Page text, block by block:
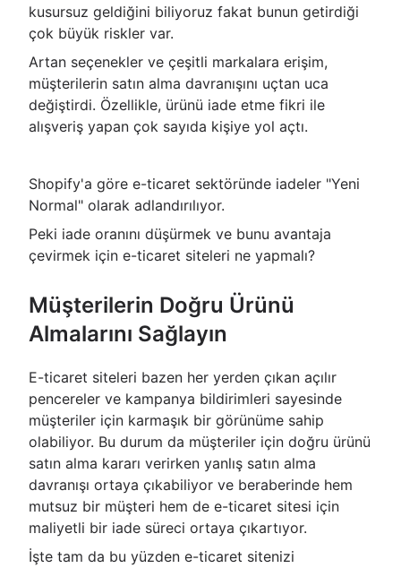
kusursuz geldiğini biliyoruz fakat bunun getirdiği
çok büyük riskler var.
Artan seçenekler ve çeşitli markalara erişim,
müşterilerin satın alma davranışını uçtan uca
değiştirdi. Özellikle, ürünü iade etme fikri ile
alışveriş yapan çok sayıda kişiye yol açtı.
Shopify'a göre e-ticaret sektöründe iadeler "Yeni
Normal" olarak adlandırılıyor.
Peki iade oranını düşürmek ve bunu avantaja
çevirmek için e-ticaret siteleri ne yapmalı?
Müşterilerin Doğru Ürünü
Almalarını Sağlayın
E-ticaret siteleri bazen her yerden çıkan açılır
pencereler ve kampanya bildirimleri sayesinde
müşteriler için karmaşık bir görünüme sahip
olabiliyor. Bu durum da müşteriler için doğru ürünü
satın alma kararı verirken yanlış satın alma
davranışı ortaya çıkabiliyor ve beraberinde hem
mutsuz bir müşteri hem de e-ticaret sitesi için
maliyetli bir iade süreci ortaya çıkartıyor.
İşte tam da bu yüzden e-ticaret sitenizi